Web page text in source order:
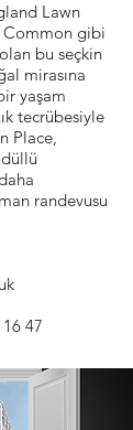
Lawn
Common gibi
bu seçkin
mirasına
yaşam
tecrübesiyle
Place,
randevusu
47